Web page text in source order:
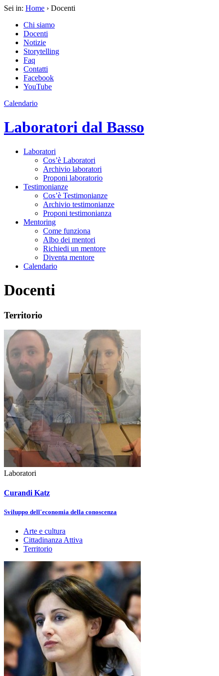
Sei in: Home › Docenti
Chi siamo
Docenti
Notizie
Storytelling
Faq
Contatti
Facebook
YouTube
Calendario
Laboratori dal Basso
Laboratori
Cos’è Laboratori
Archivio laboratori
Proponi laboratorio
Testimonianze
Cos’è Testimonianze
Archivio testimonianze
Proponi testimonianza
Mentoring
Come funziona
Albo dei mentori
Richiedi un mentore
Diventa mentore
Calendario
Docenti
Territorio
Laboratori
Curandi Katz
Sviluppo dell'economia della conoscenza
Arte e cultura
Cittadinanza Attiva
Territorio